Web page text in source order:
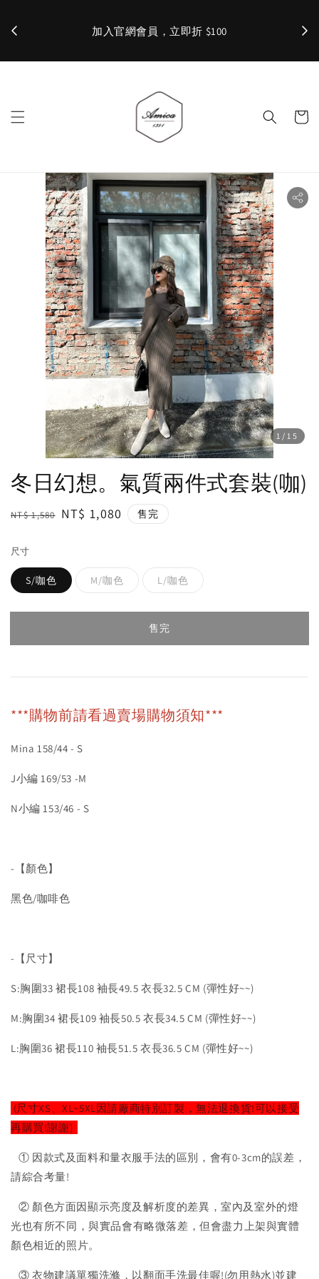
加入官網會員，立即折 $100 ✨
1 /15
冬日幻想。氣質兩件式套裝(咖)
Regular
NT$ 1,580 Sale
NT$ 1,080 售完
尺寸
S/咖色 M/咖色 L/咖色
售完
***購物前請看過賣場購物須知***
Mina 158/44 - S
J小編 169/53 -M
N小編 153/46 - S
-【顏色】
黑色/咖啡色
-【尺寸】
S:胸圍33 裙長108 袖長49.5 衣長32.5 CM (彈性好~~)
M:胸圍34 裙長109 袖長50.5 衣長34.5 CM (彈性好~~)
L:胸圍36 裙長110 袖長51.5 衣長36.5 CM (彈性好~~)
(尺寸XS、XL~5XL因請廠商特別訂製，無法退換貨!可以接受
再購買!謝謝)
① 因款式及面料和量衣服手法的區別，會有0-3cm的誤差，
請綜合考量!
② 顏色方面因顯示亮度及解析度的差異，室內及室外的燈
光也有所不同，與實品會有略微落差，但會盡力上架與實體
顏色相近的照片。
③ 衣物建議單獨洗滌，以翻面手洗最佳喔!(勿用熱水)並建